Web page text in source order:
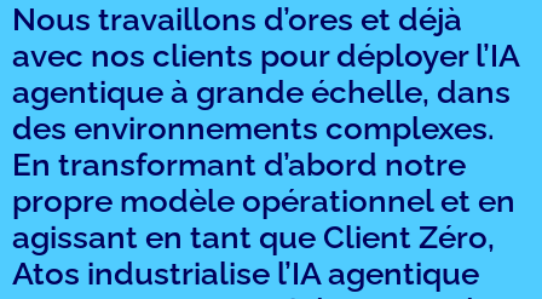
Nous travaillons d’ores et déjà
avec nos clients pour déployer l’IA
agentique à grande échelle, dans
des environnements complexes.
En transformant d’abord notre
propre modèle opérationnel et en
agissant en tant que Client Zéro,
Atos industrialise l’IA agentique